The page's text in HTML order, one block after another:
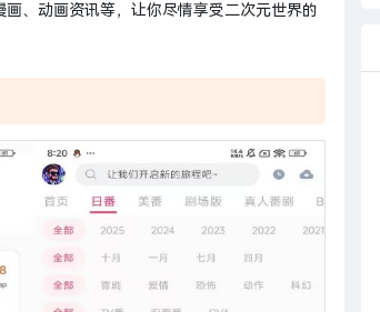
、动画资讯等，让你尽情享受二次元世界的